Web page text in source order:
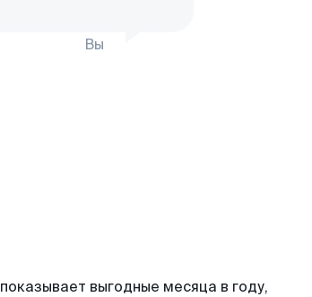
Вы
выгодные месяца в году,